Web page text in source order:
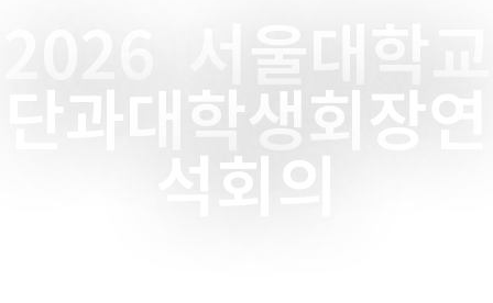
2026 서울대학교
단과대학생회장연
석회의